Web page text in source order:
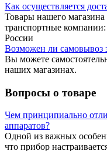
Как осуществляется
Товары нашего
транспортные
России
Возможен ли самовывоз
Вы можете
наших магазинах.
Вопросы о товаре
Чем принципиально
аппаратов?
Одной из важных
что прибор